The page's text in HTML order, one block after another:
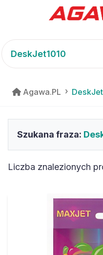
Agawa.PL
Szukana fraza:
Liczba znalezionych